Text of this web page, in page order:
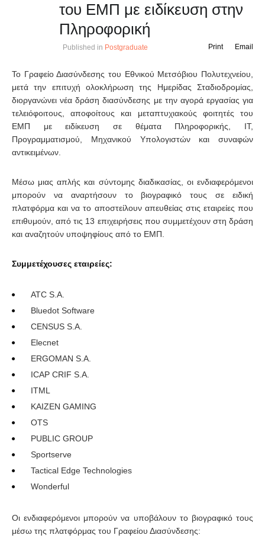
του ΕΜΠ με ειδίκευση στην
Πληροφορική
Published in Postgraduate Email
Print
Το Γραφείο Διασύνδεσης του Εθνικού Μετσόβιου Πολυτεχνείου,
μετά την επιτυχή ολοκλήρωση της Ημερίδας Σταδιοδρομίας,
διοργανώνει νέα δράση διασύνδεσης με την αγορά εργασίας για
τελειόφοιτους, αποφοίτους και μεταπτυχιακούς φοιτητές του
ΕΜΠ με ειδίκευση σε θέματα Πληροφορικής, ΙΤ,
Προγραμματισμού, Μηχανικού Υπολογιστών και συναφών
αντικειμένων.
Μέσω μιας απλής και σύντομης διαδικασίας, οι ενδιαφερόμενοι
μπορούν να αναρτήσουν το βιογραφικό τους σε ειδική
πλατφόρμα και να το αποστείλουν απευθείας στις εταιρείες που
επιθυμούν, από τις 13 επιχειρήσεις που συμμετέχουν στη δράση
και αναζητούν υποψηφίους από το ΕΜΠ.
Συμμετέχουσες εταιρείες:
ATC S.A.
Bluedot Software
CENSUS S.A.
Elecnet
ERGOMAN S.A.
ICAP CRIF S.A.
ITML
KAIZEN GAMING
OTS
PUBLIC GROUP
Sportserve
Tactical Edge Technologies
Wonderful
Οι ενδιαφερόμενοι μπορούν να υποβάλουν το βιογραφικό τους
μέσω της πλατφόρμας του Γραφείου Διασύνδεσης: